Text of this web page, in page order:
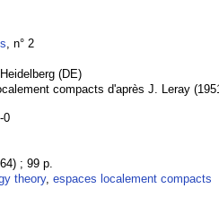
, n° 2
(DE)
compacts d'après J. Leray
0
; 99 p.
theory, espaces localement compacts